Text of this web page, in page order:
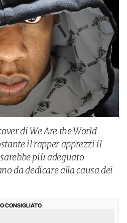
di We Are the World
il rapper apprezzi il
più adeguato
da dedicare alla causa dei
CONSIGLIATO